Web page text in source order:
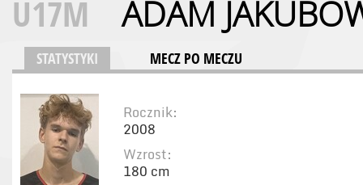
U17M ADAM
STATYSTYKI MECZ PO MECZU
Rocznik:
2008
Wzrost:
180 cm